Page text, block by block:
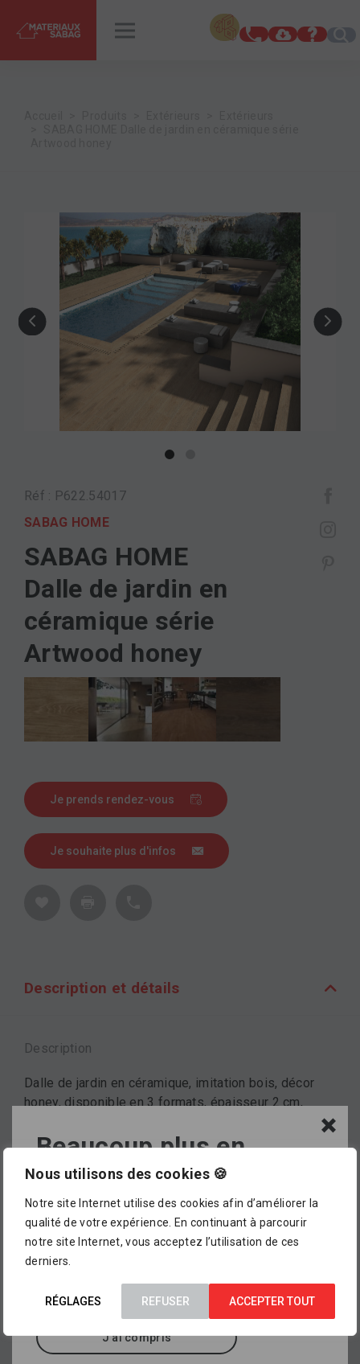
Nous utilisons des cookies 🍪
Notre site Internet utilise des cookies afin d’améliorer la
qualité de votre expérience. En continuant à parcourir
notre site Internet, vous acceptez l’utilisation de ces
derniers.
RÉGLAGES REFUSER ACCEPTER TOUT
INSPIRATIONS RENDEZ-VOUS
Réf : P622.54017
SABAG HOME
SABAG HOME
Dalle de jardin en
céramique série
Artwood honey
Je prends rendez-vous
Je souhaite plus d'infos
Description et détails
Description
Dalle de jardin en céramique, imitation bois, décor
honey, disponible en 3 formats, épaisseur 2 cm,
SABAG HOME
Autres
Beaucoup plus en
magasin !
L’assortiment proposé dans notre catalogue en
ligne ne représente pour le moment qu’un petit
aperçu de ce que vous pourrez trouver dans
nos points de vente
milliers d’autres références.
J'ai compris